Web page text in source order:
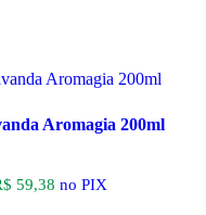
Aromagia 200ml
59,38 no PIX